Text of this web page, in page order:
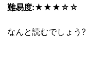
難易度:★★★☆☆
なんと読むでしょう?